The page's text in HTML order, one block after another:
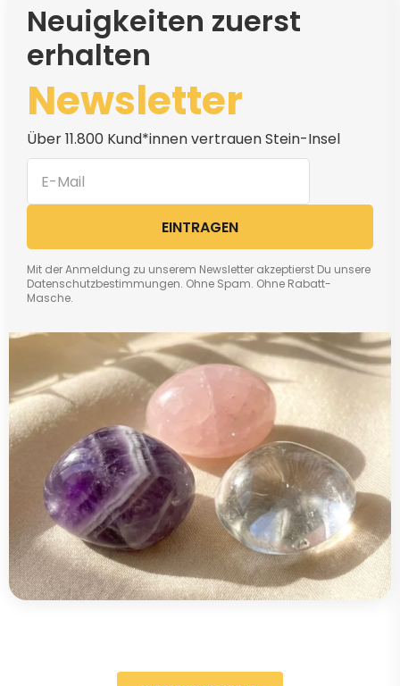
Neuigkeiten zuerst
erhalten
Newsletter
Über 11.800 Kund*innen vertrauen Stein-Insel
EINTRAGEN
Mit der Anmeldung zu unserem Newsletter akzeptierst Du unsere
Datenschutzbestimmungen. Ohne Spam. Ohne Rabatt-
Masche.